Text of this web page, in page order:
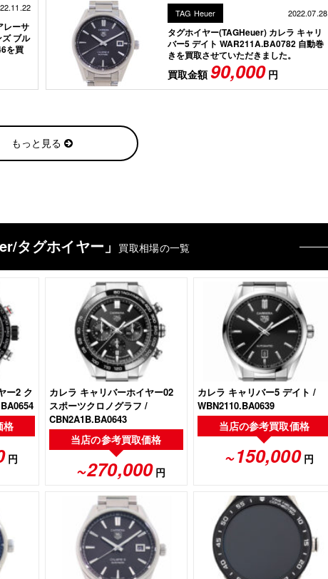
レーサ
ブル
を買
TAG Heuer 2022.07.28
タグホイヤー(TAGHeuer) カレラ キャリ
バー5 デイト WAR211A.BA0782 自動巻
きを買取させていただきました。
買取金額90,000円
もっと見る
タグホイヤー」 買取相場の一覧
ー2 ク
格
円
カレラ キャリバーホイヤー02
スポーツクロノグラフ /
CBN2A1B.BA0643
当店の参考買取価格
~270,000円
カレラ キャリバー5 デイト /
WBN2110.BA0639
当店の参考買取価格
~150,000円